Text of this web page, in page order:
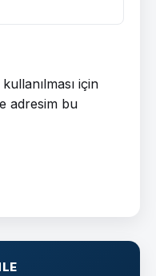
için
adresim bu